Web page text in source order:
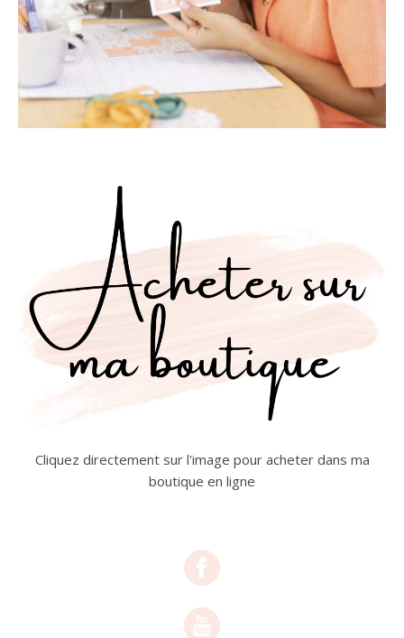
Cliquez directement sur l'image pour acheter dans ma
boutique en ligne